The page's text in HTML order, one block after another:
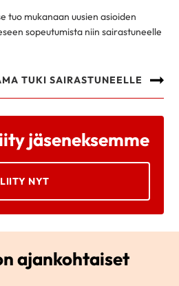
tuo mukanaan uusien asioiden
sopeutumista niin sairastuneelle
TUKI SAIRASTUNEELLE
jäseneksemme
LIITY NYT
ajankohtaiset